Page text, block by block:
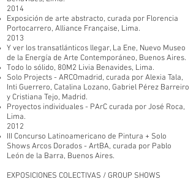
2014
Exposición de arte abstracto, curada por Florencia
Portocarrero, Alliance Française, Lima.
2013
Y ver los transatlánticos llegar, La Ene, Nuevo Museo
de la Energía de Arte Contemporáneo, Buenos Aires.
Todo lo sólido, 80M2 Livia Benavides, Lima.
Solo Projects - ARCOmadrid, curada por Alexia Tala,
Inti Guerrero, Catalina Lozano, Gabriel Pérez Barreiro
y Cristiana Tejo, Madrid.
Proyectos individuales - PArC curada por José Roca,
Lima.
2012
III Concurso Latinoamericano de Pintura + Solo
Shows Arcos Dorados - ArtBA, curada por Pablo
León de la Barra, Buenos Aires.
EXPOSICIONES COLECTIVAS / GROUP SHOWS